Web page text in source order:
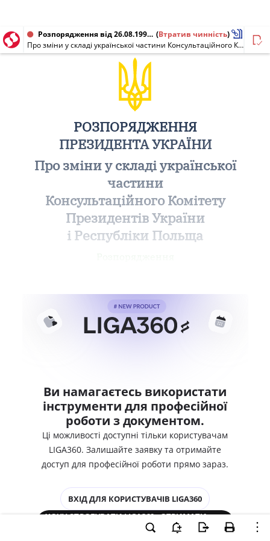
Розпорядження від 26.08.1999 № 204/99-рп (Втратив чинність)
Про зміни у складі української частини Консультаційного Комітету Президентів України і Республіки Польща
РОЗПОРЯДЖЕННЯ
ПРЕЗИДЕНТА УКРАЇНИ
Про зміни у складі української
частини
Консультаційного Комітету
Президентів України
і Республіки Польща
Ви намагаєтесь використати
інструменти для професійної
роботи з документом.
Ці можливості доступні тільки користувачам
LIGA360. Залишайте заявку та отримайте
доступ для професійної роботи прямо зараз.
ВХІД ДЛЯ КОРИСТУВАЧІВ LIGA360
ХОЧУ СПРОБУВАТИ LIGA360 - ОТРИМАТИ